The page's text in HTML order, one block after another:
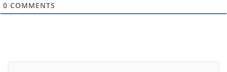
0 COMMENTS